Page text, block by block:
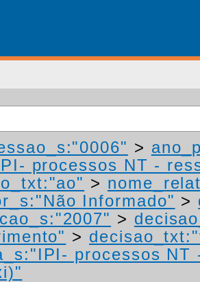
>
processos NT -
>
Informado" >
>
>
processos NT